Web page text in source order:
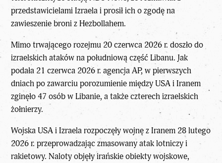
przedstawicielami Izraela i prosił ich o zgodę na
zawieszenie broni z Hezbollahem.
Mimo trwającego rozejmu 20 czerwca 2026 r. doszło do
izraelskich ataków na południową część Libanu. Jak
podała 21 czerwca 2026 r. agencja AP, w pierwszych
dniach po zawarciu porozumienie między USA i Iranem
zginęło 47 osób w Libanie, a także czterech izraelskich
żołnierzy.
Wojska USA i Izraela rozpoczęły wojnę z Iranem 28 lutego
2026 r. przeprowadzając zmasowany atak lotniczy i
rakietowy. Naloty objęły irańskie obiekty wojskowe,